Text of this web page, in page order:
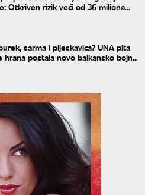
Otkriven rizik veći od 36 miliona
sarma i pljeskavica? UNA pita
hrana postala novo balkansko bojno